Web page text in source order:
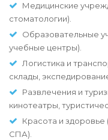
Медицинские
стоматологии).
Образовательные
учебные центры).
Логистика и
склады,
Развлечения и
кинотеатры,
Красота и
СПА).